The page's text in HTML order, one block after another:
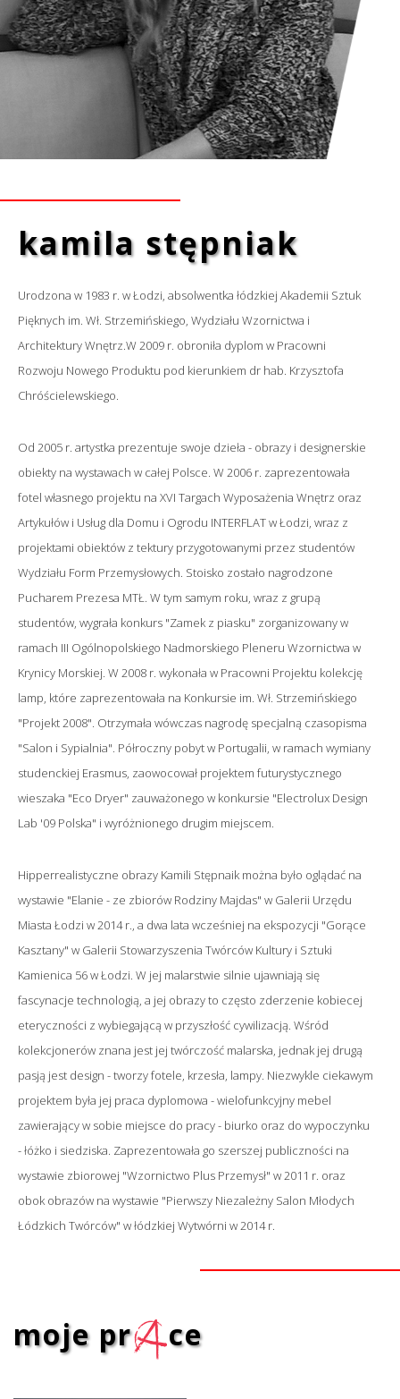
kamila stępniak
Urodzona w 1983 r. w Łodzi, absolwentka łódzkiej Akademii Sztuk
Pięknych im. Wł. Strzemińskiego, Wydziału Wzornictwa i
Architektury Wnętrz.W 2009 r. obroniła dyplom w Pracowni
Rozwoju Nowego Produktu pod kierunkiem dr hab. Krzysztofa
Chróścielewskiego.
Od 2005 r. artystka prezentuje swoje dzieła - obrazy i designerskie
obiekty na wystawach w całej Polsce. W 2006 r. zaprezentowała
fotel własnego projektu na XVI Targach Wyposażenia Wnętrz oraz
Artykułów i Usług dla Domu i Ogrodu INTERFLAT w Łodzi, wraz z
projektami obiektów z tektury przygotowanymi przez studentów
Wydziału Form Przemysłowych. Stoisko zostało nagrodzone
Pucharem Prezesa MTŁ. W tym samym roku, wraz z grupą
studentów, wygrała konkurs "Zamek z piasku" zorganizowany w
ramach III Ogólnopolskiego Nadmorskiego Pleneru Wzornictwa w
Krynicy Morskiej. W 2008 r. wykonała w Pracowni Projektu kolekcję
lamp, które zaprezentowała na Konkursie im. Wł. Strzemińskiego
"Projekt 2008". Otrzymała wówczas nagrodę specjalną czasopisma
"Salon i Sypialnia". Półroczny pobyt w Portugalii, w ramach wymiany
studenckiej Erasmus, zaowocował projektem futurystycznego
wieszaka "Eco Dryer" zauważonego w konkursie "Electrolux Design
Lab '09 Polska" i wyróżnionego drugim miejscem.
Hipperrealistyczne obrazy Kamili Stępnaik można było oglądać na
wystawie "Elanie - ze zbiorów Rodziny Majdas" w Galerii Urzędu
Miasta Łodzi w 2014 r., a dwa lata wcześniej na ekspozycji "Gorące
Kasztany" w Galerii Stowarzyszenia Twórców Kultury i Sztuki
Kamienica 56 w Łodzi. W jej malarstwie silnie ujawniają się
fascynacje technologią, a jej obrazy to często zderzenie kobiecej
eteryczności z wybiegającą w przyszłość cywilizacją. Wśród
kolekcjonerów znana jest jej twórczość malarska, jednak jej drugą
pasją jest design - tworzy fotele, krzesła, lampy. Niezwykle ciekawym
projektem była jej praca dyplomowa - wielofunkcyjny mebel
zawierający w sobie miejsce do pracy - biurko oraz do wypoczynku
- łóżko i siedziska. Zaprezentowała go szerszej publiczności na
wystawie zbiorowej "Wzornictwo Plus Przemysł" w 2011 r. oraz
obok obrazów na wystawie "Pierwszy Niezależny Salon Młodych
Łódzkich Twórców" w łódzkiej Wytwórni w 2014 r.
moje pra ce